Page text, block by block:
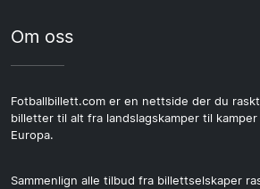
Om oss
Fotballbillett.com er en nettside der du
billetter til alt fra landslagskamper til
Europa.
Sammenlign alle tilbud fra billettselskaper